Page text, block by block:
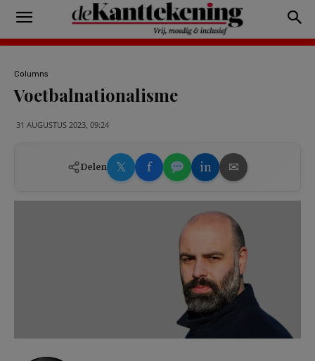
Columns
Voetbalnationalisme
31 AUGUSTUS 2023, 09:24
Delen 𝕏 f in ✉